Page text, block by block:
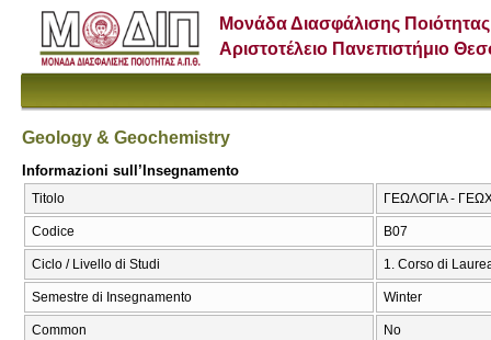
Μονάδα Διασφάλισης Ποιότητας
Αριστοτέλειο Πανεπιστήμιο
Geology & Geochemistry
Informazioni sull’Insegnamento
Titolo ΓΕΩΛΟΓΙΑ -
Codice Β07
Ciclo / Livello di Studi 1. Corso di
Semestre di Insegnamento Winter
Common No